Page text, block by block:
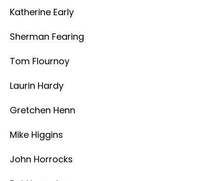
Katherine Early
Sherman Fearing
Tom Flournoy
Laurin Hardy
Gretchen Henn
Mike Higgins
John Horrocks